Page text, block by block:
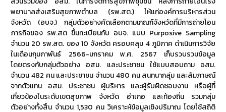
พยาบาลส่งเสริมสุขภาพตำบล (รพ.สต.) ให้แก่องค์การบริหารส่วน
จังหวัด (อบจ.) กลุ่มตัวอย่างคัดเลือกตามเกณฑ์จังหวัดที่มีการถ่ายโอน
ภารกิจของ รพ.สต ขึ้นทะเบียนกับ อบจ. แบบ Purposive Sampling
จำนวน 20 รพ.สต. ของ 10 จังหวัด ครอบคลุม 4 ภูมิภาค ดำเนินการวิจัย
ในเดือนกุมภาพันธ์ 2566-มกราคม พ.ศ. 2567 เก็บรวบรวมข้อมูล
โดยตรงกับกลุ่มตัวอย่าง อสม. และประชาชน ใช้แบบสอบถาม อสม.
จำนวน 482 คน และประชาชน จำนวน 480 คน สนทนากลุ่ม และสัมภาษณ์
จากตัวแทน อสม. ประชาชน ผู้บริหาร และผู้รับผิดชอบงาน หรือผู้ที่
เกี่ยวข้องในระดับเขตสุขภาพ จังหวัด อำเภอ และท้องถิ่น รวมกลุ่ม
ตัวอย่างทั้งสิ้น จำนวน 1,530 คน วิเคราะห์ข้อมูลเชิงปริมาณ โดยใช้สถิติ